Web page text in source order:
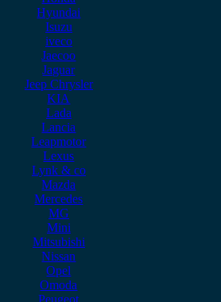
Hyundai
Isuzu
iveco
Jaecoo
Jaguar
Jeep Chrysler
KIA
Lada
Lancia
Leapmotor
Lexus
Lynk & co
Mazda
Mercedes
MG
Mini
Mitsubishi
Nissan
Opel
Omoda
Peugeot